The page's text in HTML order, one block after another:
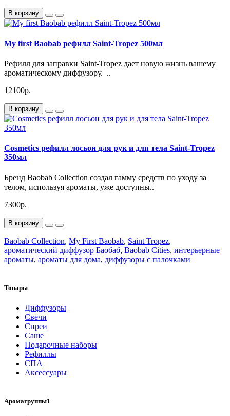
В корзину
My first Baobab рефилл Saint-Tropez 500мл
Рефилл для заправки Saint-Tropez дает новую жизнь вашему
ароматическому диффузору. ..
12100р.
В корзину
Cosmetics рефилл лосьон для рук и для тела Saint-Tropez
350мл
Бренд Baobab Collection создал гамму средств по уходу за
телом, используя ароматы, уже доступны..
7300р.
В корзину
Baobab Collection, My First Baobab, Saint Tropez,
ароматический диффузор Баобаб, Baobab Cities, интерьерные
ароматы, ароматы для дома, диффузоры с палочками
Товары
Диффузоры
Свечи
Спреи
Саше
Подарочные наборы
Рефиллы
СПА
Аксессуары
Аромагруппы1